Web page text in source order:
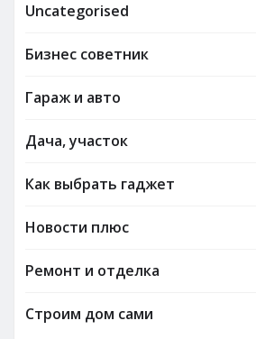
Uncategorised
Бизнес советник
Гараж и авто
Дача, участок
Как выбрать гаджет
Новости плюс
Ремонт и отделка
Строим дом сами